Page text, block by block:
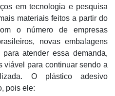
em tecnologia e pesquisa
materiais feitos a partir do
o número de empresas
novas embalagens
atender essa demanda,
viável para continuar sendo a
O plástico adesivo
pois ele: